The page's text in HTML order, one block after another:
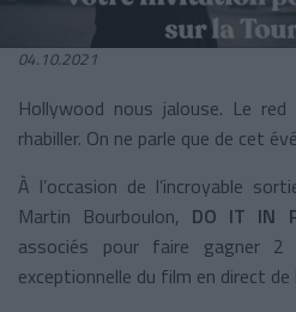
04.10.2021
Hollywood nous jalouse. Le
rhabiller. On ne parle que de cet
À l’occasion de l’incroyable
Martin Bourboulon, DO IT IN
associés pour faire gagner 2
exceptionnelle du film en direct de